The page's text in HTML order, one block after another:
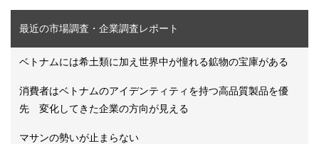
最近の市場調査・企業調査レポート
ベトナムには希土類に加え世界中が憧れる鉱物の宝庫がある
消費者はベトナムのアイデンティティを持つ高品質製品を優
先 変化してきた企業の方向が見える
マサンの勢いが止まらない